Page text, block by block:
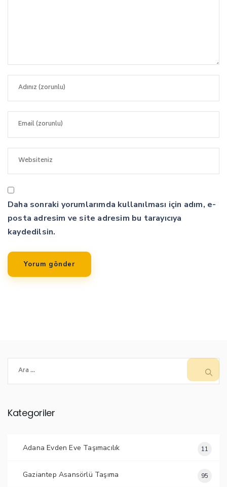
Daha sonraki yorumlarımda kullanılması için adım, e-
posta adresim ve site adresim bu tarayıcıya
kaydedilsin.
Kategoriler
Adana Evden Eve Taşımacılık 11
Gaziantep Asansörlü Taşıma 95